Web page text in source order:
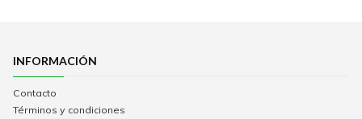
INFORMACIÓN
Contacto
Términos y condiciones